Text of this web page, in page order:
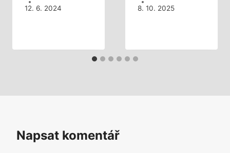
12. 6. 2024
8. 10. 2025
Napsat komentář